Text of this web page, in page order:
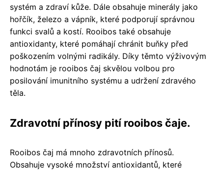
systém a zdraví kůže. Dále obsahuje minerály jako
hořčík, železo a vápník, které podporují správnou
funkci svalů a kostí. Rooibos také obsahuje
antioxidanty, které pomáhají chránit buňky před
poškozením volnými radikály. Díky těmto výživovým
hodnotám je rooibos čaj skvělou volbou pro
posilování imunitního systému a udržení zdravého
těla.
Zdravotní přínosy pití rooibos čaje.
Rooibos čaj má mnoho zdravotních přínosů.
Obsahuje vysoké množství antioxidantů, které